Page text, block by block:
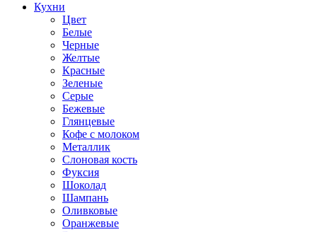
Кухни
Цвет
Белые
Черные
Желтые
Красные
Зеленые
Серые
Бежевые
Глянцевые
Кофе с молоком
Металлик
Слоновая кость
Фуксия
Шоколад
Шампань
Оливковые
Оранжевые